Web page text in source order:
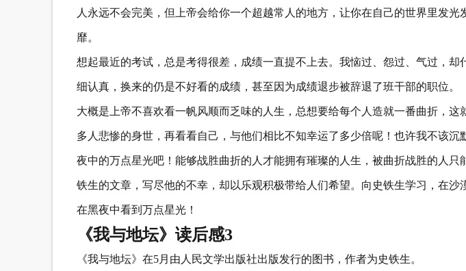
人永远不会完美，但上帝会给你一个超越常人的地方，让你在自己的世界里发光
靡。
想起最近的考试，总是考得很差，成绩一直提不上去。我恼过、怨过、气过，却
细认真，换来的仍是不好看的成绩，甚至因为成绩退步被辞退了班干部的职位。
大概是上帝不喜欢看一帆风顺而乏味的人生，总想要给每个人造就一番曲折，这
多人悲惨的身世，再看看自己，与他们相比不知幸运了多少倍呢！也许我不该沉
夜中的万点星光吧！能够战胜曲折的人才能拥有璀璨的人生，被曲折战胜的人只
铁生的文章，写尽他的不幸，却以乐观积极带给人们希望。向史铁生学习，在沙
在黑夜中看到万点星光！
《我与地坛》读后感3
《我与地坛》在5月由人民文学出版社出版发行的图书，作者为史铁生。